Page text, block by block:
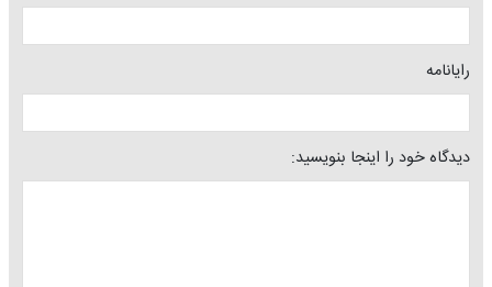
رایانامه
دیدگاه خود را اینجا بنویسید: